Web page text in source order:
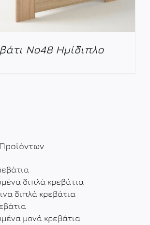
Νο48 Ημίδιπλο
διπλά κρεβάτια
διπλά κρεβάτια
μονά κρεβάτια